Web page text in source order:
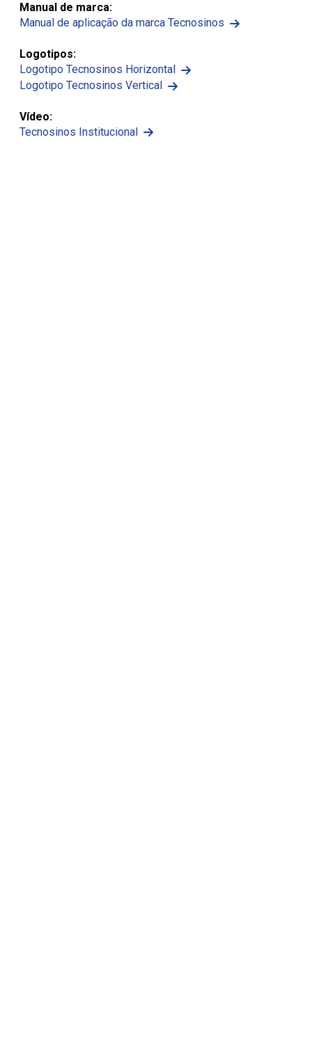
Manual de marca:
Manual de aplicação da marca Tecnosinos
Logotipos:
Logotipo Tecnosinos Horizontal
Logotipo Tecnosinos Vertical
Vídeo:
Tecnosinos Institucional